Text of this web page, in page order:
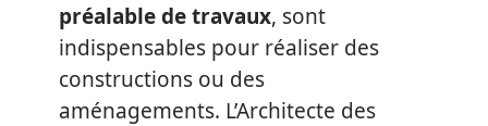
préalable de travaux, sont
indispensables pour réaliser des
constructions ou des
aménagements. L’Architecte des